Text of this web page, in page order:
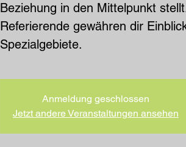
Beziehung in den Mittelpunkt
Referierende gewähren dir
Spezialgebiete.
Anmeldung geschlossen
Jetzt andere Veranstaltungen ansehen